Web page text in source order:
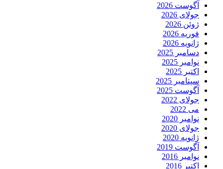
آگوست 2026
جولای 2026
ژوئن 2026
فوریه 2026
ژانویه 2026
دسامبر 2025
نوامبر 2025
اکتبر 2025
سپتامبر 2025
آگوست 2025
جولای 2022
می 2022
نوامبر 2020
جولای 2020
ژانویه 2020
آگوست 2019
نوامبر 2016
اکتبر 2016